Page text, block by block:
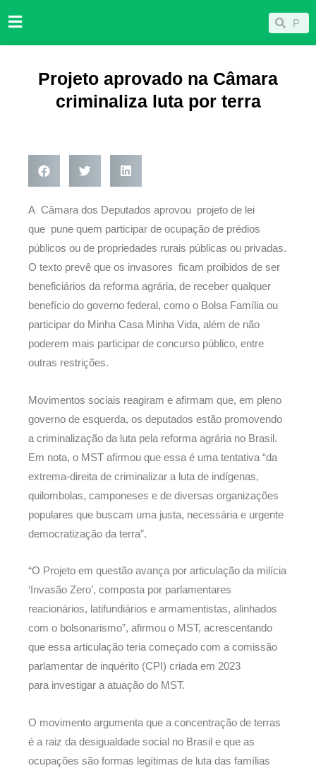
para
Pesquisar
Projeto aprovado na Câmara
criminaliza luta por terra
A Câmara dos Deputados aprovou projeto de lei
que pune quem participar de ocupação de prédios
públicos ou de propriedades rurais públicas ou privadas.
O texto prevê que os invasores ficam proibidos de ser
beneficiários da reforma agrária, de receber qualquer
benefício do governo federal, como o Bolsa Família ou
participar do Minha Casa Minha Vida, além de não
poderem mais participar de concurso público, entre
outras restrições.
Movimentos sociais reagiram e afirmam que, em pleno
governo de esquerda, os deputados estão promovendo
a criminalização da luta pela reforma agrária no Brasil.
Em nota, o MST afirmou que essa é uma tentativa “da
extrema-direita de criminalizar a luta de indígenas,
quilombolas, camponeses e de diversas organizações
populares que buscam uma justa, necessária e urgente
democratização da terra”.
“O Projeto em questão avança por articulação da milícia
‘Invasão Zero’, composta por parlamentares
reacionários, latifundiários e armamentistas, alinhados
com o bolsonarismo”, afirmou o MST, acrescentando
que essa articulação teria começado com a comissão
parlamentar de inquérito (CPI) criada em 2023
para investigar a atuação do MST.
O movimento argumenta que a concentração de terras
é a raiz da desigualdade social no Brasil e que as
ocupações são formas legítimas de luta das famílias